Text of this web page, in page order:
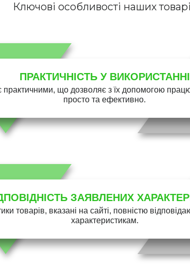
Ключові особливості наших
ПРАКТИЧНІСТЬ У ВИКОРИСТАННІ
практичними, що дозволяє з їх допомогою
просто та ефективно.
ЗАЯВЛЕНИХ
товарів, вказані на сайті, повністю
характеристикам.